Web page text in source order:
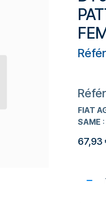
FIAT
SAME
67,93